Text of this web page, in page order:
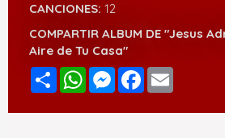
CANCIONES: 12
COMPARTIR ALBUM DE "Jesus
Aire de Tu Casa"
Compartir
WhatsAppMessenger
Facebook